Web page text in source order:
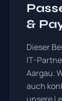
&
Dieser
IT-
Aargau.
auch
unsere